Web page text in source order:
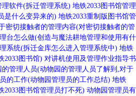
理软件(拆迁管理系统) 地铁2033图书馆管理
是什么变异来的) 地铁2033重制版图书馆管
密切接触者的管理内容(对密切接触者的管
台怎么做(创造与魔法耕地管理和使用有什
系统(拆迁金库怎么进入管理系统中) 地铁
2033图书馆) 对讲机使用及管理作业指导书
的管理人员(动物园的管理人员了解到,对于
的工作(动物园管理员的工作总结) 地铁
2033图书馆管理员打不死) 动物园管理员有